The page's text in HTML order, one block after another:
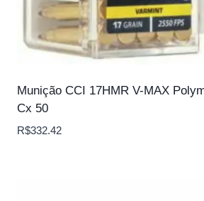
Munição CCI 17HMR V-MAX
Cx 50
R$332.42